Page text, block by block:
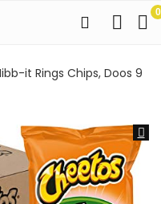
0
it Rings Chips, Doos 9